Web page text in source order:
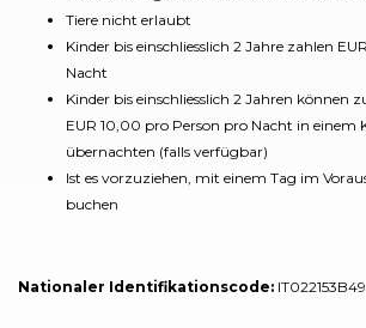
Tiere nicht erlaubt
Kinder bis einschliesslich 2 Jahre zahlen
Nacht
Kinder bis einschliesslich 2 Jahren können
EUR 10,00 pro Person pro Nacht in einem
übernachten (falls verfügbar)
Ist es vorzuziehen, mit einem Tag im
buchen
Nationaler Identifikationscode: